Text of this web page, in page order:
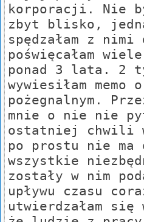
korporacji. Nie
zbyt blisko,
spędzałam z
poświęcałam
ponad 3 lata. 2
wywiesiłam memo
pożegnalnym.
mnie o nie nie
ostatniej chwili
po prostu nie ma
wszystkie
zostały w nim
upływu czasu
utwierdzałam się